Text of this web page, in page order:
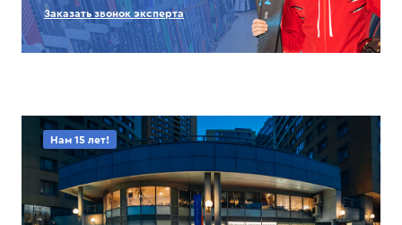
Заказать звонок эксперта
Нам 15 лет!